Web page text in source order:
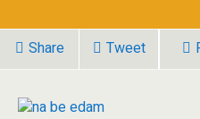
Share Tweet